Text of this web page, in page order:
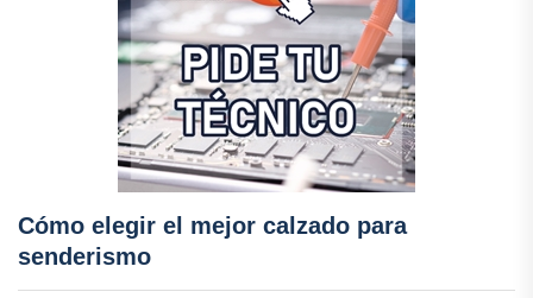
Cómo elegir el mejor calzado para
senderismo